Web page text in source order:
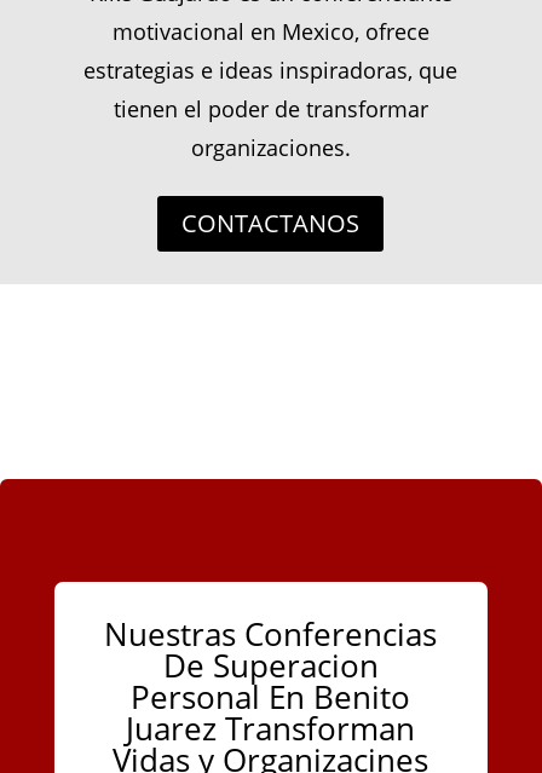
motivacional en Mexico, ofrece
estrategias e ideas inspiradoras, que
tienen el poder de transformar
organizaciones.
CONTACTANOS
Nuestras Conferencias
De Superacion
Personal En Benito
Juarez Transforman
Vidas y Organizacines